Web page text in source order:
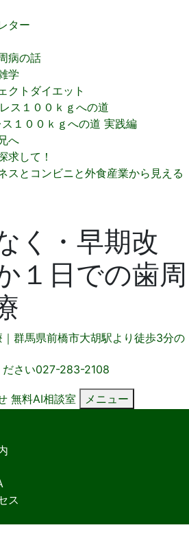
ター
病の話
学
クトダイエット
ス１００ｋｇへの道
１００ｋｇへの道 実践編
へ
求して！
スとコンビニと外食産業から見える
く・早期改
１日での歯周
さい027-283-2108
無料AI相談室
メニュー
ス